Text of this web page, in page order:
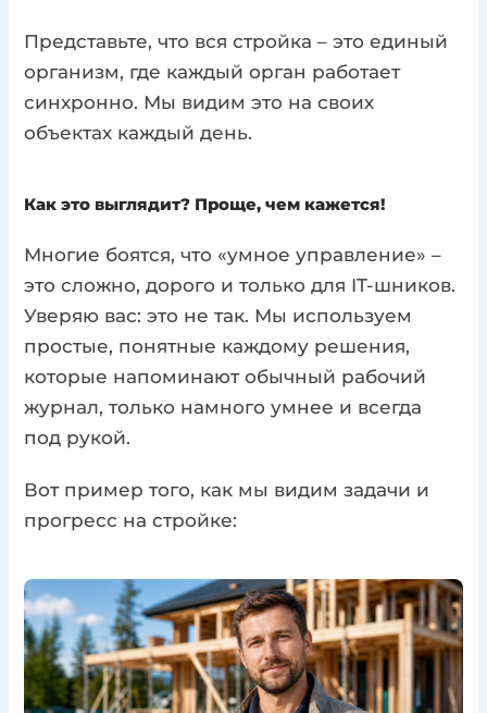
Представьте, что вся стройка – это единый
организм, где каждый орган работает
синхронно. Мы видим это на своих
объектах каждый день.
Как это выглядит? Проще, чем кажется!
Многие боятся, что «умное управление» –
это сложно, дорого и только для IT-шников.
Уверяю вас: это не так. Мы используем
простые, понятные каждому решения,
которые напоминают обычный рабочий
журнал, только намного умнее и всегда
под рукой.
Вот пример того, как мы видим задачи и
прогресс на стройке: